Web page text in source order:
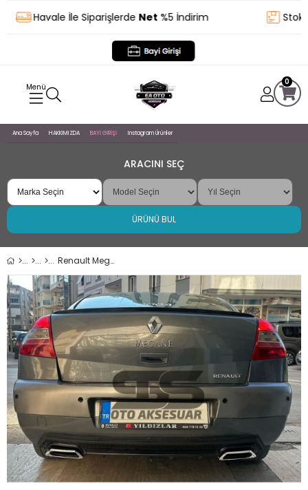
Havale İle SiparişlerdeNet %5 İndirim Stoktan
0
Ana Sayfa HAKKIMIZDA BAYİ GİRİŞİ Instagram Ürünler
ARACINI SEÇ
ÜRÜNÜ BUL
Renault Megane 2 Sedan Difüzör Arka Tampon Eki 4 Egzoz Çıkışlı Kırmızı Lüx Tip